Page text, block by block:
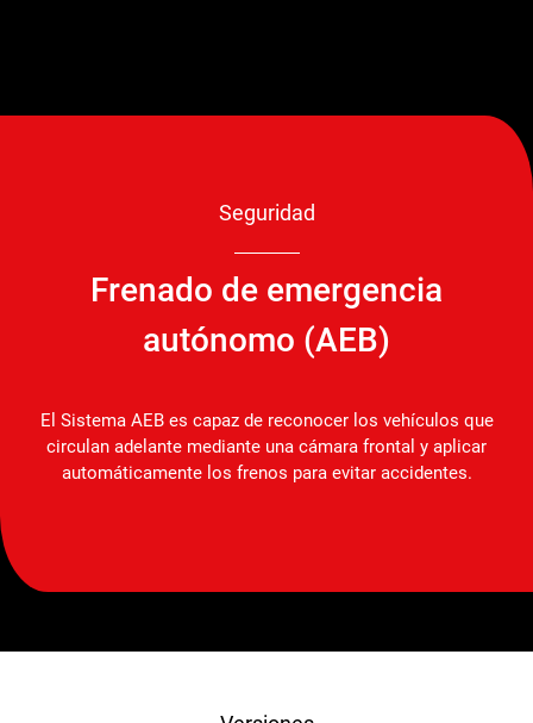
Seguridad
Frenado de emergencia
autónomo (AEB)
El Sistema AEB es capaz de reconocer los vehículos que
circulan adelante mediante una cámara frontal y aplicar
automáticamente los frenos para evitar accidentes.